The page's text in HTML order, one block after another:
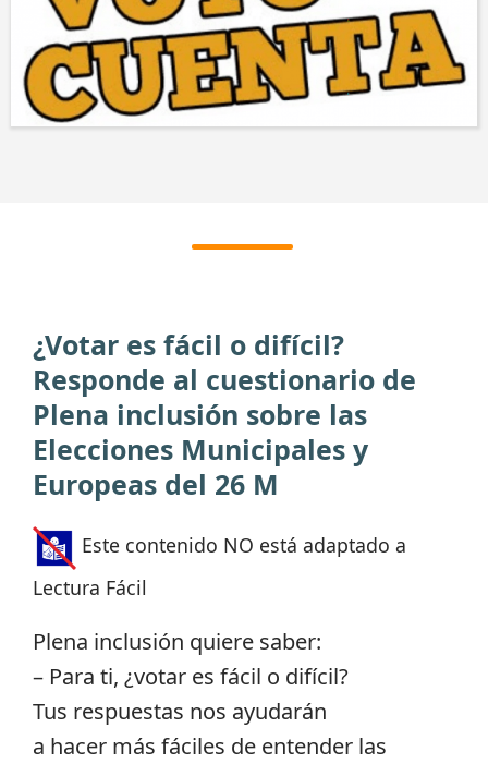
¿Votar es fácil o difícil?
Responde al cuestionario de
Plena inclusión sobre las
Elecciones Municipales y
Europeas del 26 M
Este contenido NO está adaptado a
Lectura Fácil
Plena inclusión quiere saber:
– Para ti, ¿votar es fácil o difícil?
Tus respuestas nos ayudarán
a hacer más fáciles de entender las